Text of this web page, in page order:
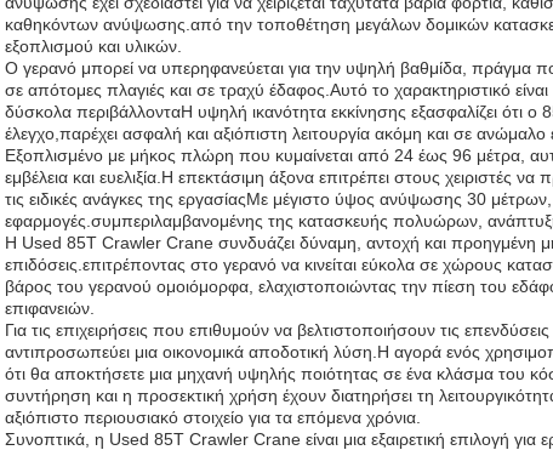
καθηκόντων ανύψωσης.από την τοποθέτηση μεγάλων δομικών
εξοπλισμού και υλικών.
Ο γερανό μπορεί να υπερηφανεύεται για την υψηλή βαθμίδα, πράγμα
σε απότομες πλαγιές και σε τραχύ έδαφος.Αυτό το χαρακτηριστικό είναι
δύσκολα περιβάλλονταΗ υψηλή ικανότητα εκκίνησης εξασφαλίζει ότι ο
έλεγχο,παρέχει ασφαλή και αξιόπιστη λειτουργία ακόμη και σε ανώμαλο
Εξοπλισμένο με μήκος πλώρη που κυμαίνεται από 24 έως 96 μέτρα,
εμβέλεια και ευελιξία.Η επεκτάσιμη άξονα επιτρέπει στους χειριστές
τις ειδικές ανάγκες της εργασίαςΜε μέγιστο ύψος ανύψωσης 30
εφαρμογές.συμπεριλαμβανομένης της κατασκευής πολυώρων,
Η Used 85T Crawler Crane συνδυάζει δύναμη, αντοχή και προηγμένη
επιδόσεις.επιτρέποντας στο γερανό να κινείται εύκολα σε χώρους
βάρος του γερανού ομοιόμορφα, ελαχιστοποιώντας την πίεση του
επιφανειών.
Για τις επιχειρήσεις που επιθυμούν να βελτιστοποιήσουν τις
αντιπροσωπεύει μια οικονομικά αποδοτική λύση.Η αγορά ενός
ότι θα αποκτήσετε μια μηχανή υψηλής ποιότητας σε ένα κλάσμα του
συντήρηση και η προσεκτική χρήση έχουν διατηρήσει τη
αξιόπιστο περιουσιακό στοιχείο για τα επόμενα χρόνια.
Συνοπτικά, η Used 85T Crawler Crane είναι μια εξαιρετική επιλογή για